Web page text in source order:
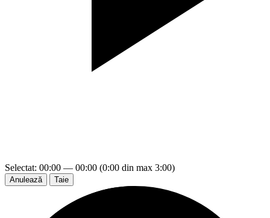
Selectat: 00:00 — 00:00 (0:00 din max 3:00)
Anulează Taie